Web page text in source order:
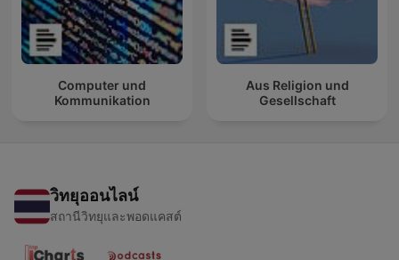
Computer und
Kommunikation
Aus Religion und
Gesellschaft
วิทยุออนไลน์
สถานีวิทยุและพอดแคสต์